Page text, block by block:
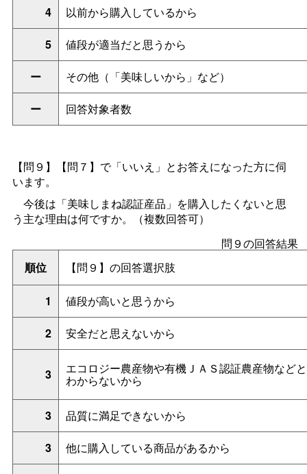
4 以前から購入しているから
5 値段が適当だと思うから
ー その他（「美味しいから」など）
ー 回答対象者数
【問９】【問７】で「いいえ」とお答えになった方に伺
います。
今後は「美味しまね認証産品」を購入したくないと思
う主な理由は何ですか。（複数回答可）
問９の回答結果
順位
【問９】の回答選択肢
1 値段が高いと思うから
2 安全だと思えないから
3 エコロジー農産物や有機ＪＡＳ認証農産物など
わからないから
3 品質に満足できないから
3 他に購入している商品があるから